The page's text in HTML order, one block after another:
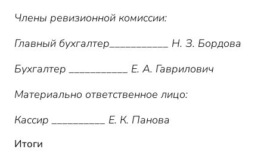
Члены ревизионной комиссии:
Главный бухгалтер___________ Н. З. Бордова
Бухгалтер ___________ Е. А. Гаврилович
Материально ответственное лицо:
Кассир __________ Е. К. Панова
Итоги